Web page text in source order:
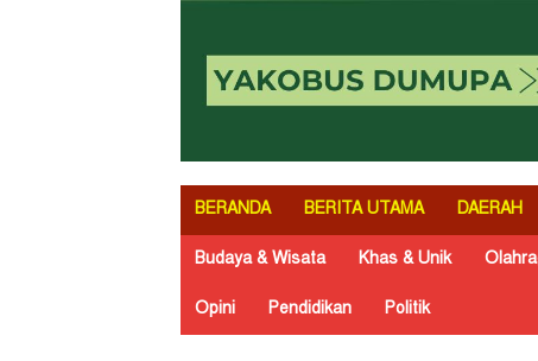
BERANDA BERITA UTAMA DAERAH
Budaya & Wisata Khas & Unik
Opini Pendidikan Politik